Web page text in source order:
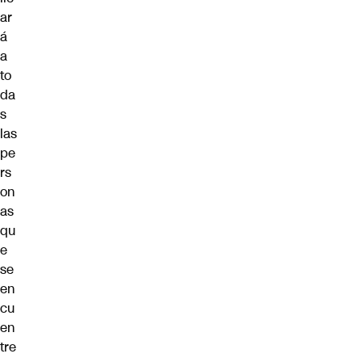
ar
á
a
to
da
s
las
pe
rs
on
as
qu
e
se
en
cu
en
tre